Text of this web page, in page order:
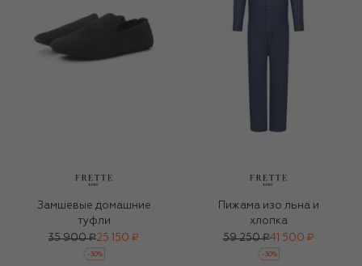
Замшевые домашние
туфли
35 900 ₽25 150 ₽
-30%
Пижама изо льна и
хлопка
59 250 ₽41 500 ₽
-30%